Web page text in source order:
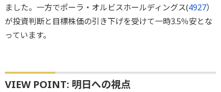
ました。一方でポーラ・オルビスホールディングス(4927）
が投資判断と目標株価の引き下げを受けて一時3.5％安とな
っています。
VIEW POINT: 明日への視点